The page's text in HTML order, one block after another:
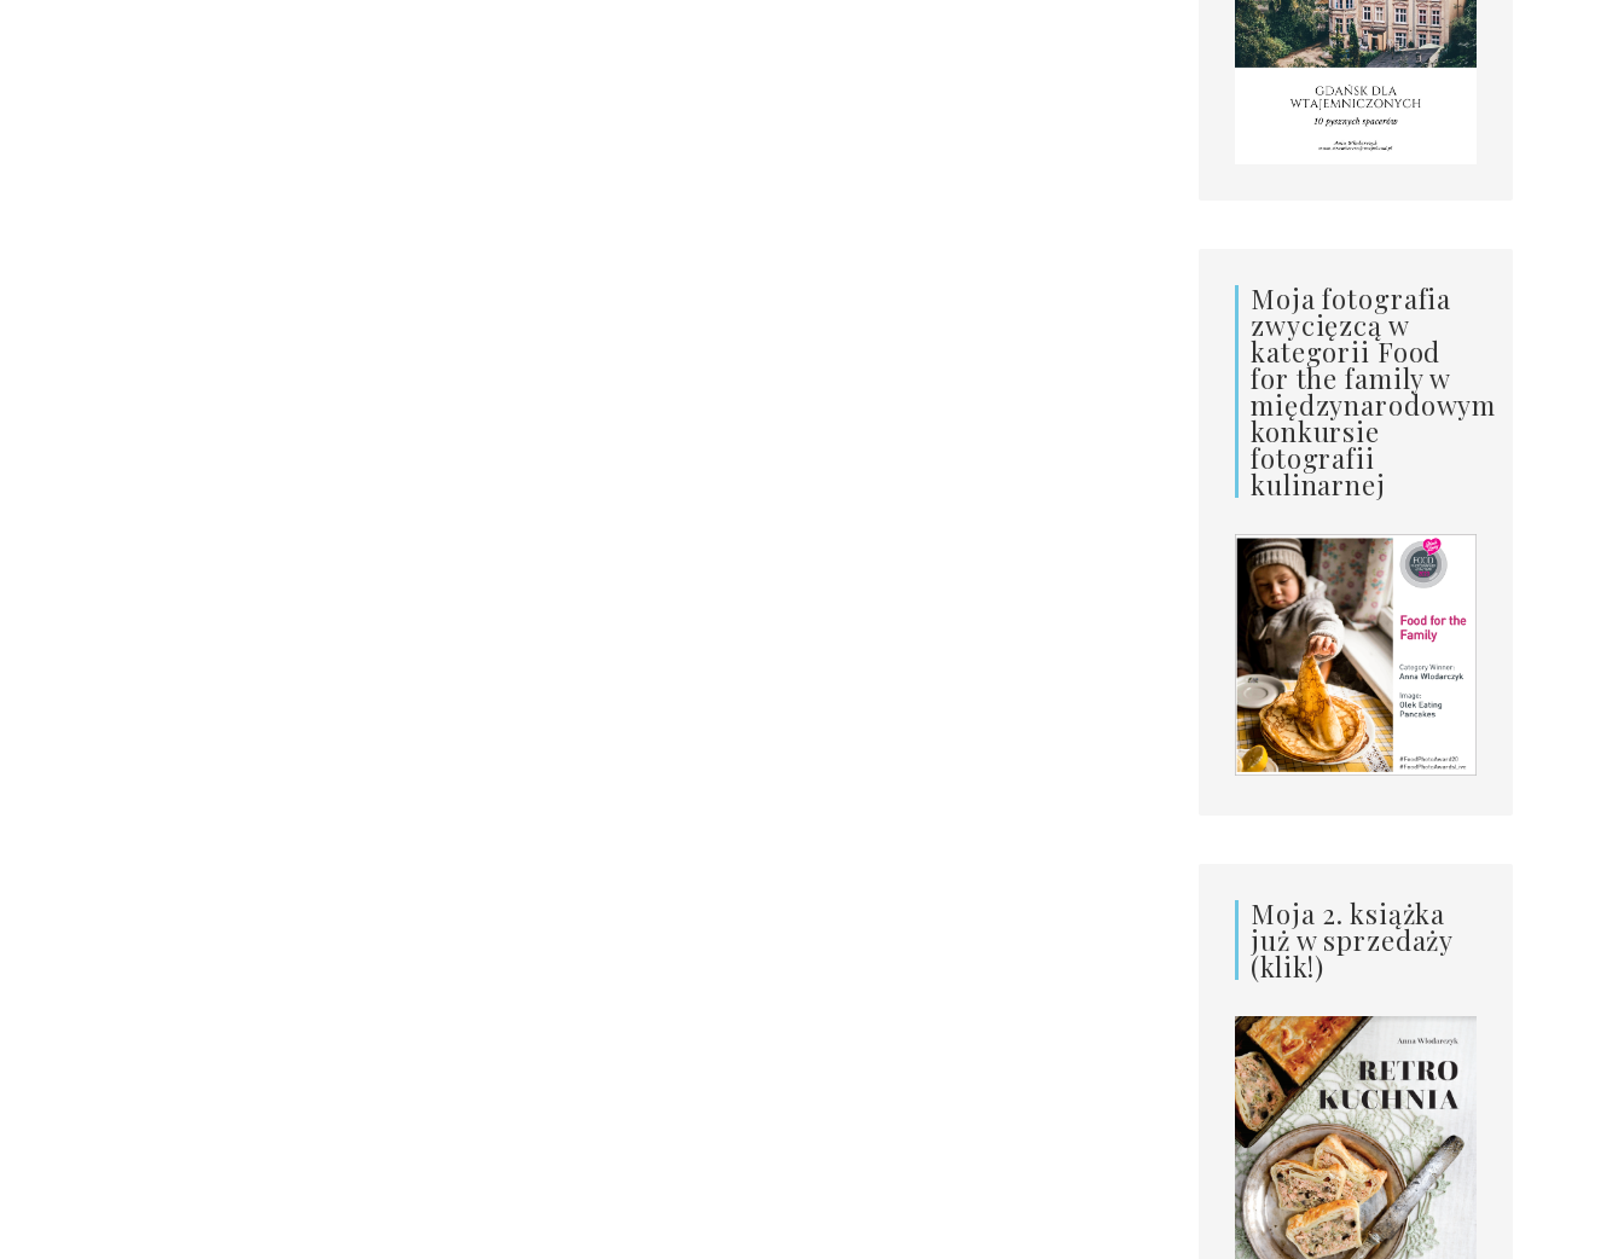
Moja fotografia
zwycięzcą w
kategorii Food
for the family w
międzynarodowym
konkursie
fotografii
kulinarnej
Moja 2. książka
już w sprzedaży
(klik!)